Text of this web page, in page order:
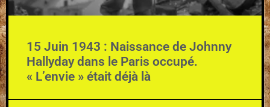
15 Juin 1943 : Naissance de Johnny
Hallyday dans le Paris occupé.
« L’envie » était déjà là